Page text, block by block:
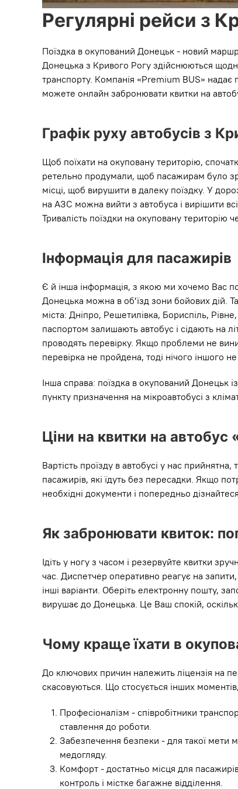
Регулярні рейси з
Поїздка в окупований Донецьк - новий
Донецька з Кривого Рогу здійснюються
транспорту. Компанія «Premium BUS» надає
можете онлайн забронювати квитки на
Графік руху автобусів з
Щоб поїхати на окуповану територію,
ретельно продумали, щоб пасажирам було
місці, щоб вирушити в далеку поїздку. У
на АЗС можна вийти з автобуса і вирішити
Тривалість поїздки на окуповану територію
Інформація для пасажирів
Є й інша інформація, з якою ми хочемо Вас
Донецька можна в об'їзд зони бойових дій.
міста: Дніпро, Решетилівка, Бориспіль,
паспортом залишають автобус і сідають на
проводять перевірку. Якщо проблеми не
перевірка не пройдена, тоді нічого іншого
Інша справа: поїздка в окупований Донецьк
пункту призначення на мікроавтобусі з
Ціни на квитки на
Вартість проїзду в автобусі у нас
пасажирів, які їдуть без пересадки. Якщо
необхідні документи і попередньо
Як забронювати квиток:
Ідіть у ногу з часом і резервуйте квитки
час. Диспетчер оперативно реагує на
інші варіанти. Оберіть електронну пошту,
вирушає до Донецька. Це Ваш спокій,
Чому краще їхати в
До ключових причин належить ліцензія на
скасовуються. Що стосується інших
Професіоналізм - співробітники
ставлення до роботи.
Забезпечення безпеки - для такої мети
медогляду.
Комфорт - достатньо місця для
контроль і містке багажне відділення.